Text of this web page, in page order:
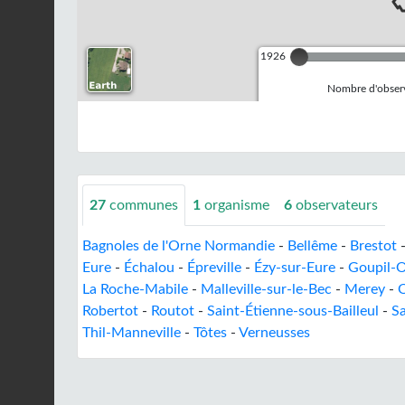
1926
Nombre
27 communes 1 organisme 6 observateurs
Bagnoles de l'Orne Normandie - Bellême - Brestot
Eure - Échalou - Épreville - Ézy-sur-Eure - Goupil-
La Roche-Mabile - Malleville-sur-le-Bec - Merey -
Robertot - Routot - Saint-Étienne-sous-Bailleul -
Thil-Manneville - Tôtes - Verneusses